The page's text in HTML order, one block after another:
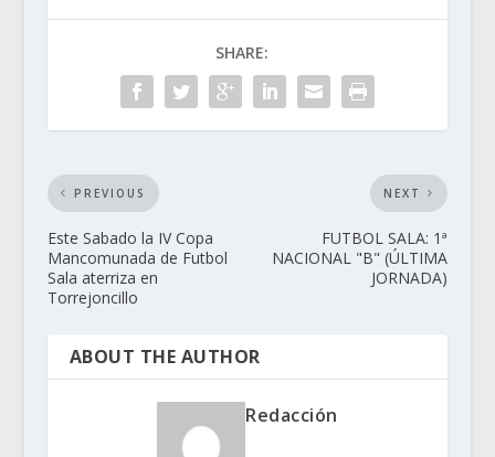
SHARE:
PREVIOUS
Este Sabado la IV Copa
Mancomunada de Futbol
Sala aterriza en
Torrejoncillo
NEXT
FUTBOL SALA: 1ª
NACIONAL "B" (ÚLTIMA
JORNADA)
ABOUT THE AUTHOR
Redacción